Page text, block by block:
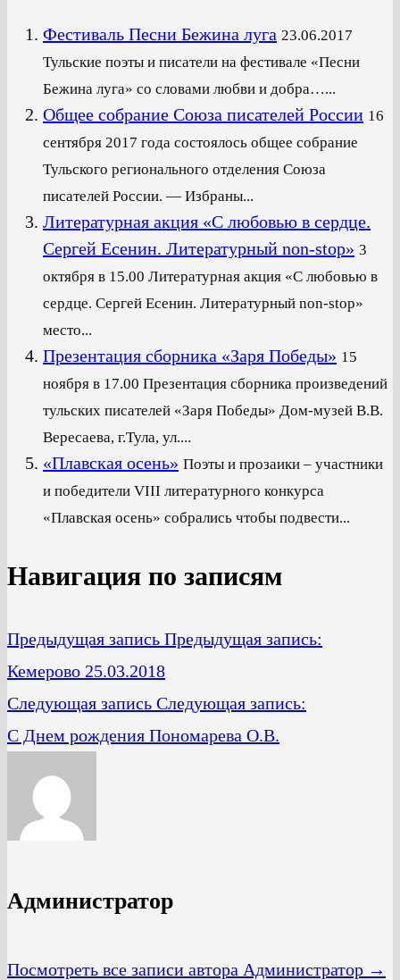
Фестиваль Песни Бежина луга 23.06.2017
Тульские поэты и писатели на фестивале «Песни
Бежина луга» со словами любви и добра…...
Общее собрание Союза писателей России 16
сентября 2017 года состоялось общее собрание
Тульского регионального отделения Союза
писателей России. — Избраны...
Литературная акция «С любовью в сердце.
Сергей Есенин. Литературный non-stop» 3
октября в 15.00 Литературная акция «С любовью в
сердце. Сергей Есенин. Литературный non-stop»
место...
Презентация сборника «Заря Победы» 15
ноября в 17.00 Презентация сборника произведений
тульских писателей «Заря Победы» Дом-музей В.В.
Вересаева, г.Тула, ул....
«Плавская осень» Поэты и прозаики – участники
и победители VIII литературного конкурса
«Плавская осень» собрались чтобы подвести...
Навигация по записям
Предыдущая запись Предыдущая запись:
Кемерово 25.03.2018
Следующая запись Следующая запись:
C Днем рождения Пономарева О.В.
Администратор
Посмотреть все записи автора Администратор →